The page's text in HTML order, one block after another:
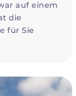
auf einem
die
für Sie